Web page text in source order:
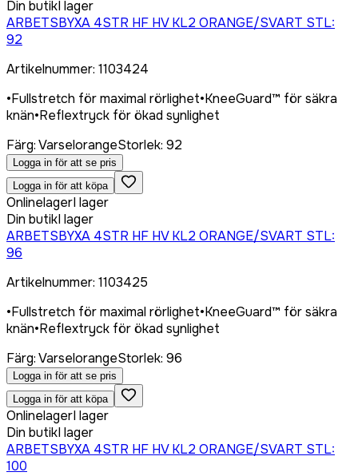
Din butikI lager
ARBETSBYXA 4STR HF HV KL2 ORANGE/SVART STL:
92
Artikelnummer: 1103424
•Fullstretch för maximal rörlighet•KneeGuard™ för säkra
knän•Reflextryck för ökad synlighet
Färg:VarselorangeStorlek: 92
Logga in för att se pris
Logga in för att köpa
OnlinelagerI lager
Din butikI lager
ARBETSBYXA 4STR HF HV KL2 ORANGE/SVART STL:
96
Artikelnummer: 1103425
•Fullstretch för maximal rörlighet•KneeGuard™ för säkra
knän•Reflextryck för ökad synlighet
Färg:VarselorangeStorlek: 96
Logga in för att se pris
Logga in för att köpa
OnlinelagerI lager
Din butikI lager
ARBETSBYXA 4STR HF HV KL2 ORANGE/SVART STL:
100